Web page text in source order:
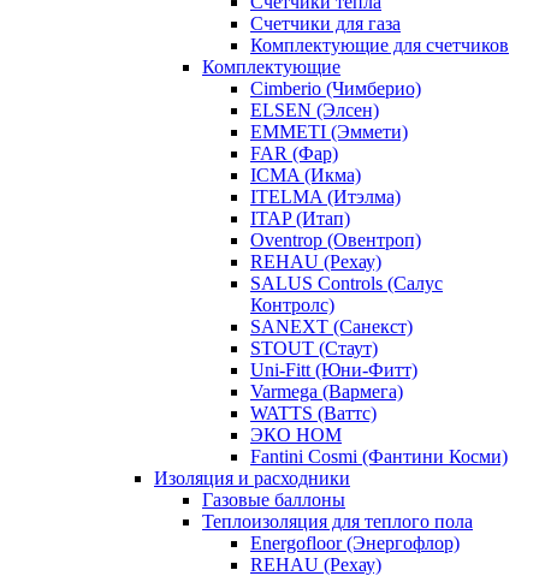
Счетчики для газа
Комплектующие для счетчиков
Комплектующие
Cimberio (Чимберио)
ELSEN (Элсен)
EMMETI (Эммети)
FAR (Фар)
ICMA (Икма)
ITELMA (Итэлма)
ITAP (Итап)
Oventrop (Овентроп)
REHAU (Рехау)
SALUS Controls (Салус
Контролс)
SANEXT (Санекст)
STOUT (Стаут)
Uni-Fitt (Юни-Фитт)
Varmega (Вармега)
WATTS (Ваттс)
ЭКО НОМ
Fantini Cosmi (Фантини Косми)
Изоляция и расходники
Газовые баллоны
Теплоизоляция для теплого пола
Energofloor (Энергофлор)
REHAU (Рехау)